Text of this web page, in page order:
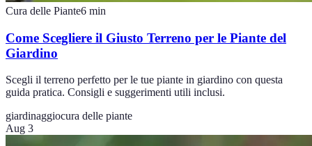
Cura delle Piante6 min
Come Scegliere il Giusto Terreno per le Piante del
Giardino
Scegli il terreno perfetto per le tue piante in giardino con questa
guida pratica. Consigli e suggerimenti utili inclusi.
giardinaggiocura delle piante
Aug 3